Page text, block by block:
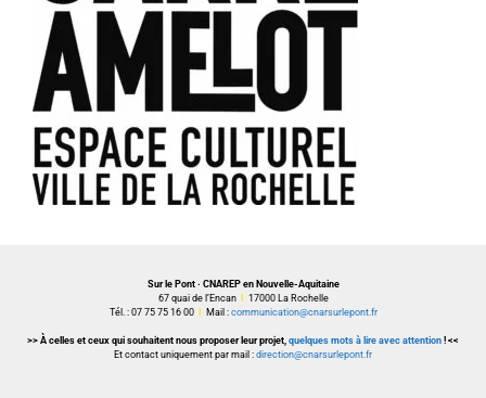
Sur le Pont · CNAREP en Nouvelle-Aquitaine
67 quai de l’Encan
17000 La Rochelle
Tél. : 07 75 75 16 00
Mail : communication@cnarsurlepont.fr
>> À celles et ceux qui souhaitent nous proposer leur projet, quelques mots à lire avec attention ! <<
Et contact uniquement par mail : direction@cnarsurlepont.fr